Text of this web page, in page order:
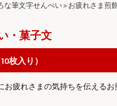
な筆文字せんべい お疲れさま煎
・菓子文
枚入り）
疲れさまの気持ちを伝えるお